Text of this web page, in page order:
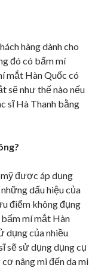
hàng dành cho
đó có bấm mí
mắt Hàn Quốc có
sẽ như thế nào nếu
sĩ Hà Thanh bằng
được áp dụng
dấu hiệu của
điểm không đụng
mí mắt Hàn
dụng của nhiều
sẽ sử dụng dụng cụ
nâng mi đến da mi